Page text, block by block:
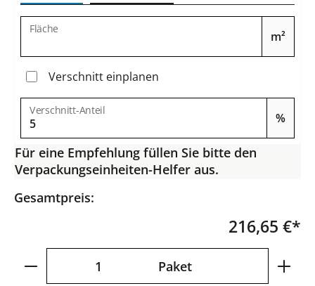
Fläche
m²
Verschnitt einplanen
Verschnitt-Anteil
%
Für eine Empfehlung füllen Sie bitte den
Verpackungseinheiten-Helfer aus.
Gesamtpreis:
216,65 €*
Produkt Anzahl: Gib den gewünschten
Paket